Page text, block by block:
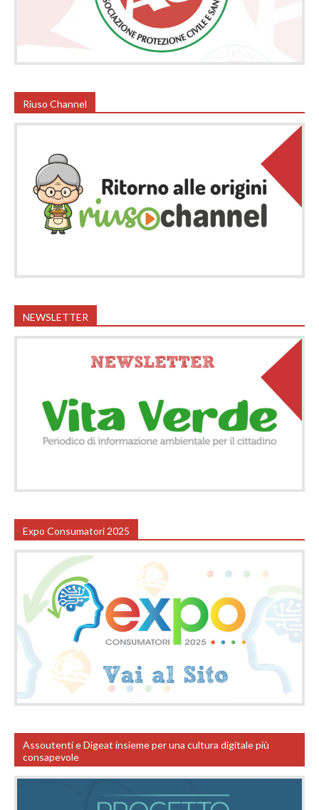
Riuso Channel
NEWSLETTER
Expo Consumatori 2025
Assoutenti e Digeat insieme per una cultura digitale più
consapevole